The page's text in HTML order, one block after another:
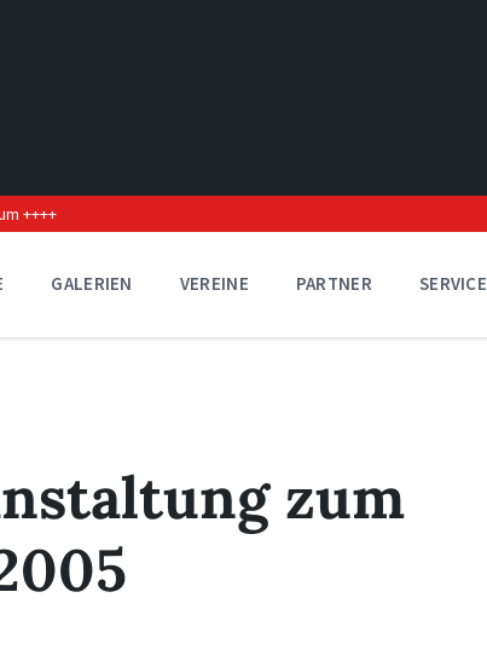
++++
GALERIEN VEREINE PARTNER SERVICE
zum